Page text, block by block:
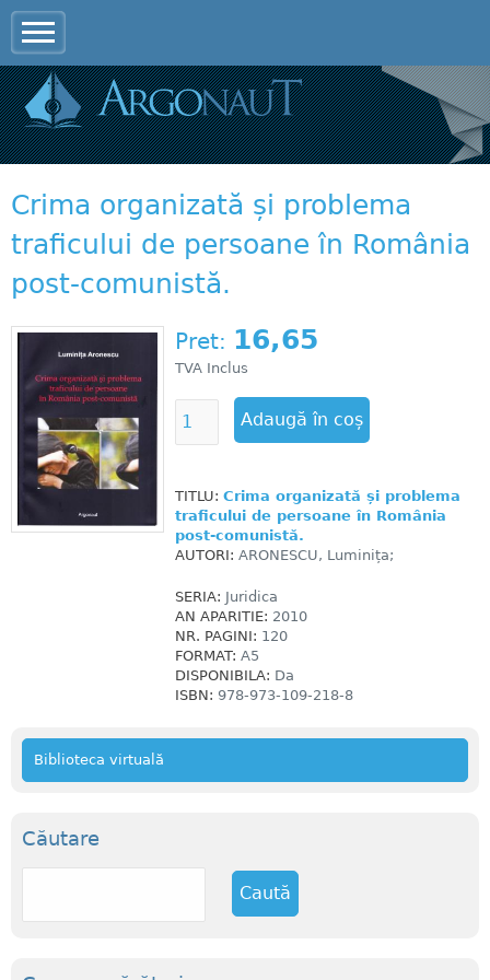
Crima organizată și problema
traficului de persoane în România
post-comunistă.
Pret: 16,65
TVA Inclus
TITLU: Crima organizată și problema
traficului de persoane în România
post-comunistă.
AUTORI: ARONESCU, Luminița;
SERIA: Juridica
AN APARITIE: 2010
NR. PAGINI: 120
FORMAT: A5
DISPONIBILA: Da
ISBN: 978-973-109-218-8
Biblioteca virtuală
Căutare
C